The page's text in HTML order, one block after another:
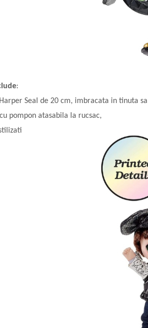
:
Seal de 20 cm, imbracata in tinuta
pompon atasabila la rucsac,